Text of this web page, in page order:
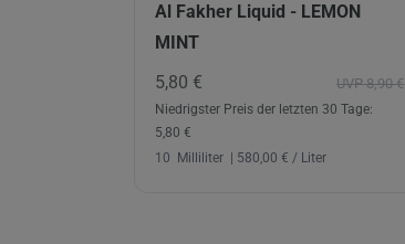
Al Fakher Liquid - LEMON
MINT
UVP 8,90 €
5,80 €
Niedrigster Preis der letzten 30 Tage:
5,80 €
10
Milliliter | 580,00 € / Liter